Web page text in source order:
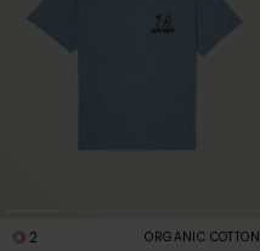
2 ORGANIC COTTON